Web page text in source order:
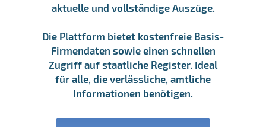
aktuelle und vollständige Auszüge.
Die Plattform bietet kostenfreie Basis-
Firmendaten sowie einen schnellen
Zugriff auf staatliche Register. Ideal
für alle, die verlässliche, amtliche
Informationen benötigen.